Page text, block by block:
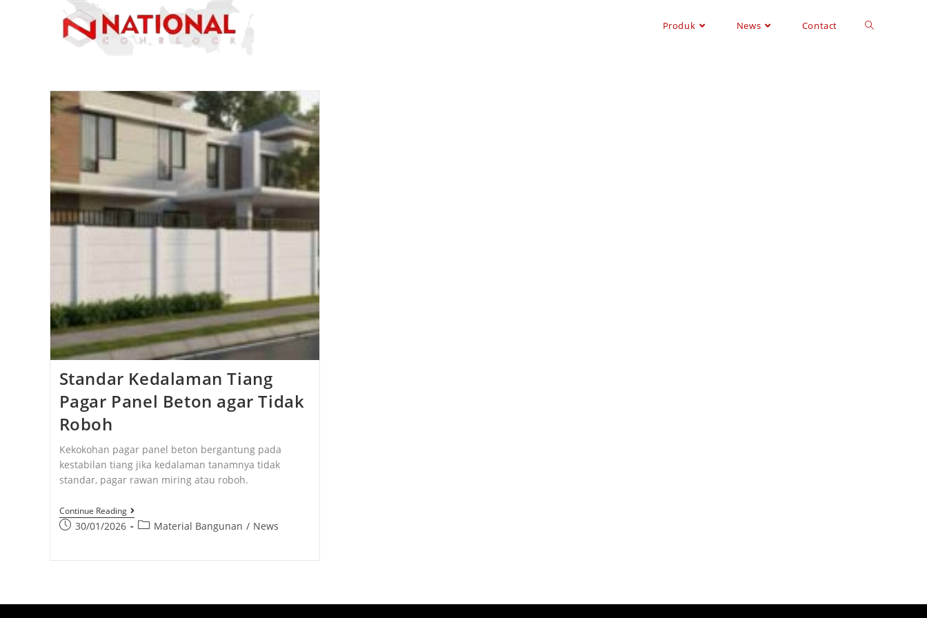
Produk News Contact
Standar Kedalaman Tiang
Pagar Panel Beton agar Tidak
Roboh
Kekokohan pagar panel beton bergantung pada
kestabilan tiang jika kedalaman tanamnya tidak
standar, pagar rawan miring atau roboh.
Continue Reading
30/01/2026 Material Bangunan / News